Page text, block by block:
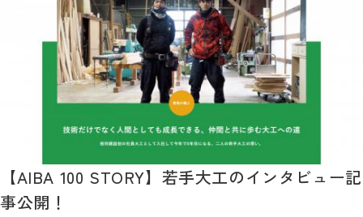
【AIBA 100 STORY】若手大工のインタビュー記
事公開！